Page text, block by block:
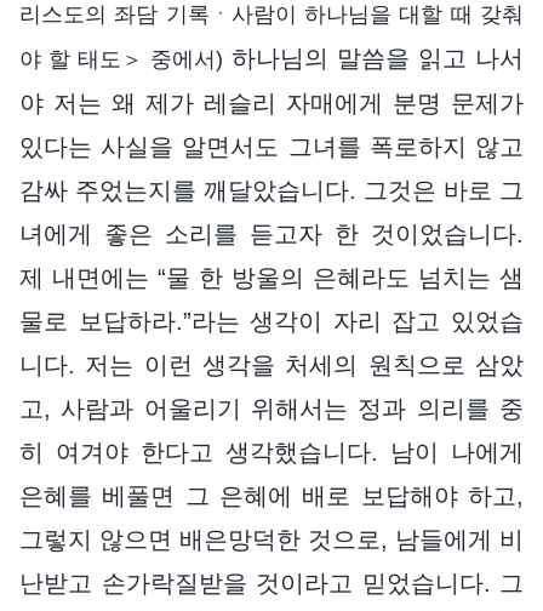
리스도의 좌담 기록ㆍ사람이 하나님을 대할 때 갖춰
야 할 태도＞ 중에서) 하나님의 말씀을 읽고 나서
야 저는 왜 제가 레슬리 자매에게 분명 문제가
있다는 사실을 알면서도 그녀를 폭로하지 않고
감싸 주었는지를 깨달았습니다. 그것은 바로 그
녀에게 좋은 소리를 듣고자 한 것이었습니다.
제 내면에는 “물 한 방울의 은혜라도 넘치는 샘
물로 보답하라.”라는 생각이 자리 잡고 있었습
니다. 저는 이런 생각을 처세의 원칙으로 삼았
고, 사람과 어울리기 위해서는 정과 의리를 중
히 여겨야 한다고 생각했습니다. 남이 나에게
은혜를 베풀면 그 은혜에 배로 보답해야 하고,
그렇지 않으면 배은망덕한 것으로, 남들에게 비
난받고 손가락질받을 것이라고 믿었습니다. 그